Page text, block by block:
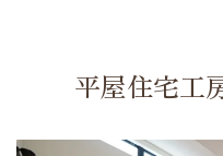
平屋住宅工